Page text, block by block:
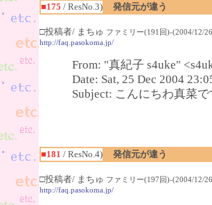
■175 / ResNo.3) 発信元が違う
□投稿者/ まちゅ ファミリー(191回)-(2004/12/
http://faq.pasokoma.jp/
From: "真紀子 s4uke"
Date: Sat, 25 Dec 2004
Subject: こんにちわ真菜
■181 / ResNo.4) 発信元が違う
□投稿者/ まちゅ ファミリー(197回)-(2004/12/
http://faq.pasokoma.jp/